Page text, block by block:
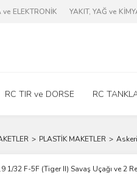
ve ELEKTRONİK YAKIT, YAĞ ve
RC TIR ve DORSE RC
PLASTİK MAKETLER